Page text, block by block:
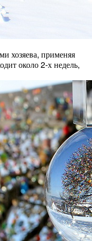
хозяева, применяя
около 2-х недель,